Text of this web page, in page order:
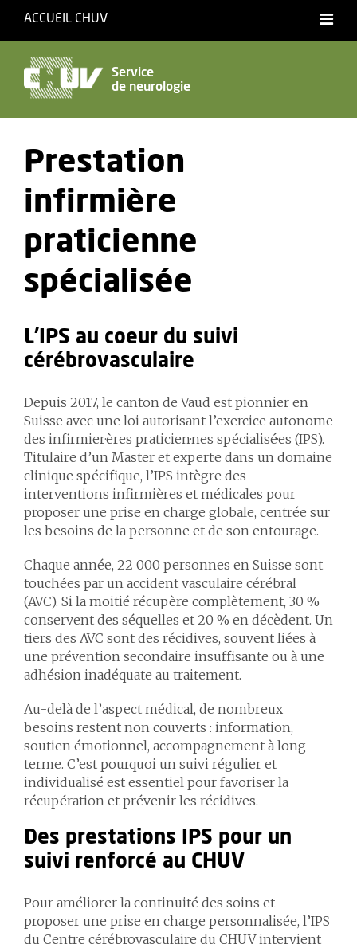
ACCUEIL CHUV
Service
de neurologie
Prestation
infirmière
praticienne
spécialisée
L’IPS au coeur du suivi
cérébrovasculaire
Depuis 2017, le canton de Vaud est pionnier en
Suisse avec une loi autorisant l’exercice autonome
des infirmier·ères praticien·nes spécialisé·es (IPS).
Titulaire d’un Master et expert·e dans un domaine
clinique spécifique, l’IPS intègre des
interventions infirmières et médicales pour
proposer une prise en charge globale, centrée sur
les besoins de la personne et de son entourage.
Chaque année, 22 000 personnes en Suisse sont
touchées par un accident vasculaire cérébral
(AVC). Si la moitié récupère complètement, 30 %
conservent des séquelles et 20 % en décèdent. Un
tiers des AVC sont des récidives, souvent liées à
une prévention secondaire insuffisante ou à une
adhésion inadéquate au traitement.
Au-delà de l’aspect médical, de nombreux
besoins restent non couverts : information,
soutien émotionnel, accompagnement à long
terme. C’est pourquoi un suivi régulier et
individualisé est essentiel pour favoriser la
récupération et prévenir les récidives.
Des prestations IPS pour un
suivi renforcé au CHUV
Pour améliorer la continuité des soins et
proposer une prise en charge personnalisée, l’IPS
du Centre cérébrovasculaire du CHUV intervient